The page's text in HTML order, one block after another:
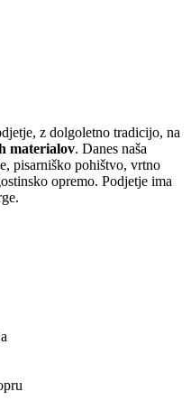
z dolgoletno tradicijo, na
materialov. Danes naša
pisarniško pohištvo, vrtno
opremo. Podjetje ima